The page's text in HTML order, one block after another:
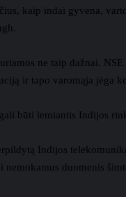
kaip indai gyvena,
ne taip dažnai.
ir tapo varomąja jėga
būti lemiantis Indijos
Indijos
nemokamus duomenis